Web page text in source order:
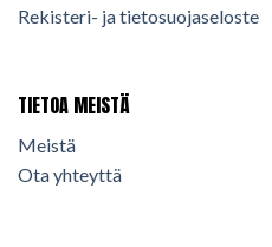
Rekisteri- ja tietosuojaseloste
TIETOA MEISTÄ
Meistä
Ota yhteyttä